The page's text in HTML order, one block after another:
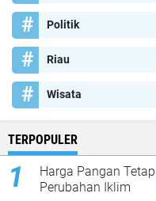
Politik
Riau
Wisata
TERPOPULER
Harga Pangan
Perubahan Iklim